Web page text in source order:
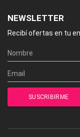
NEWSLETTER
Recibí ofertas en tu